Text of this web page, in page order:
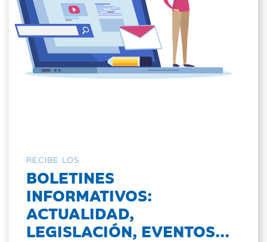
RECIBE LOS
BOLETINES
INFORMATIVOS:
ACTUALIDAD,
LEGISLACIÓN, EVENTOS...